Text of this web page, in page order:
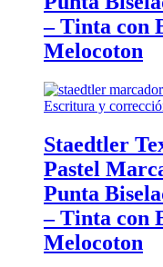
– Tinta con
Melocoton
Escritura y
Staedtler
Pastel
Punta
– Tinta con
Melocoton